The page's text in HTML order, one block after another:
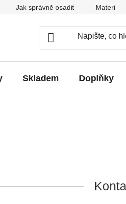
Jak správně osadit Materiál
Skladem Doplňky